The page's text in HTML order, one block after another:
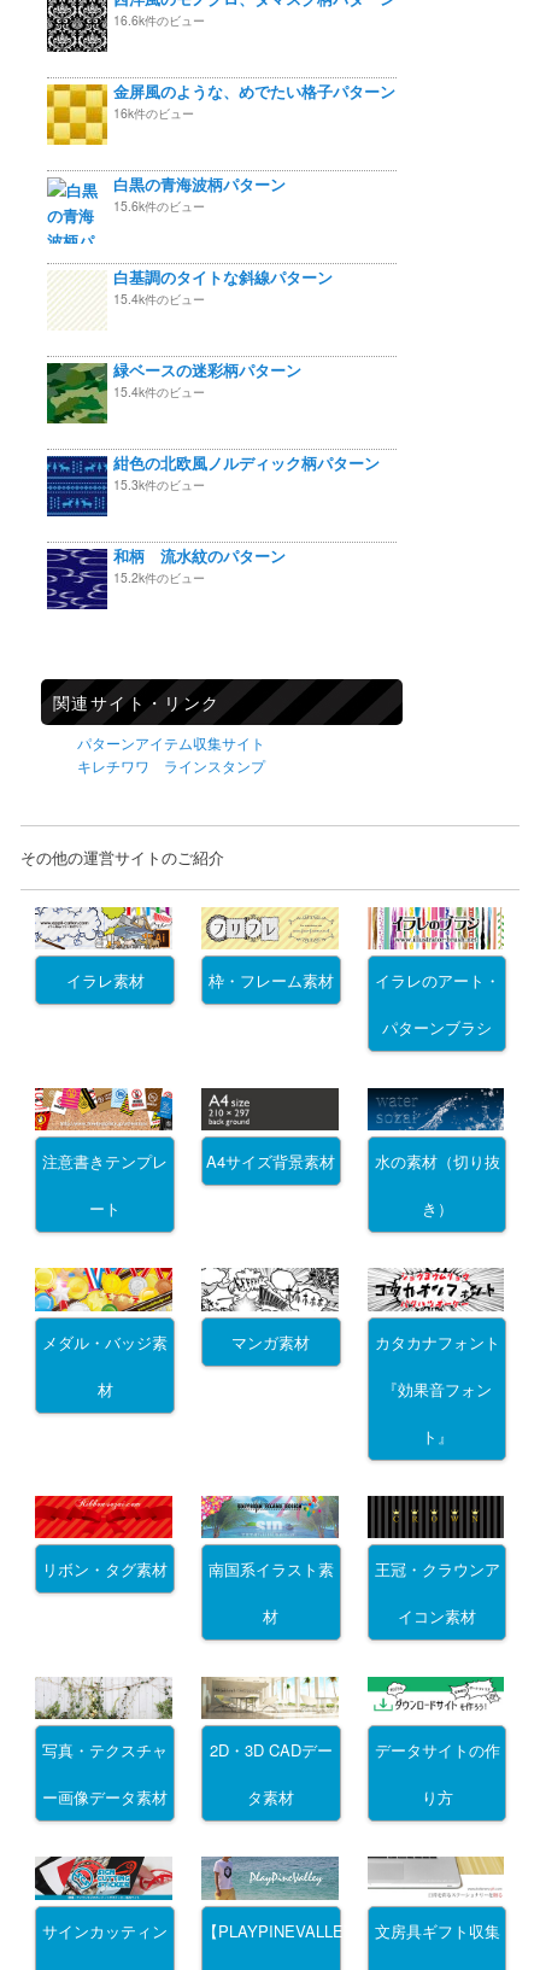
16.6k件のビュー
金屏風のような、めでたい格子パターン
16k件のビュー
白黒の青海波柄パターン
15.6k件のビュー
白基調のタイトな斜線パターン
15.4k件のビュー
緑ベースの迷彩柄パターン
15.4k件のビュー
紺色の北欧風ノルディック柄パターン
15.3k件のビュー
和柄 流水紋のパターン
15.2k件のビュー
関連サイト・リンク
パターンアイテム収集サイト
キレチワワ ラインスタンプ
その他の運営サイトのご紹介
イラレ素材 枠・フレーム素材 イラレのアート・
パターンブラシ
注意書きテンプレ
ート
A4サイズ背景素材 水の素材（切り抜
き）
メダル・バッジ素
材
マンガ素材 カタカナフォント
『効果音フォン
ト』
リボン・タグ素材 南国系イラスト素
材
王冠・クラウンア
イコン素材
写真・テクスチャ
ー画像データ素材
2D・3D CADデー
タ素材
データサイトの作
り方
サインカッティン 【PLAYPINEVALLEY】文房具ギフト収集